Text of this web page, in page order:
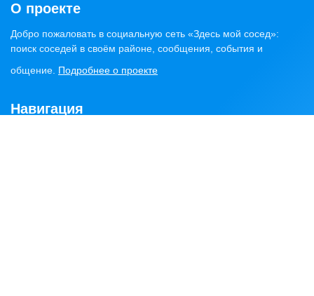
О проекте
Добро пожаловать в социальную сеть «Здесь мой сосед»:
поиск соседей в своём районе, сообщения, события и
общение. Подробнее о проекте
Навигация